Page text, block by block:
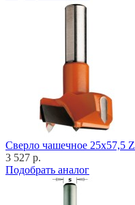
Cверло чашечное 25x57,5
3 527 р.
Подобрать аналог